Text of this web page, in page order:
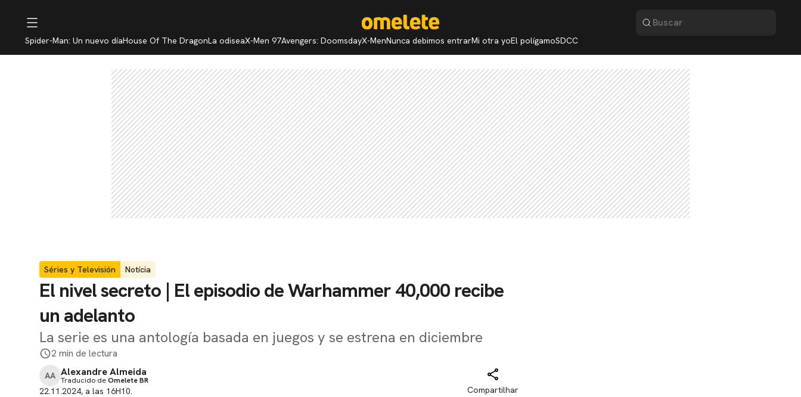
Spider-Man: Un nuevo díaHouse Of The DragonLa odiseaX-Men 97Avengers: DoomsdayX-MenNunca debimos entrarMi otra yoEl polígamoSDCC
Séries y Televisión Notícia
El nivel secreto | El episodio de Warhammer 40,000 recibe
un adelanto
La serie es una antología basada en juegos y se estrena en diciembre
2 min de lectura
AA Alexandre Almeida
Traducido deOmelete BR
22.11.2024, a las 16H10. Compartilhar